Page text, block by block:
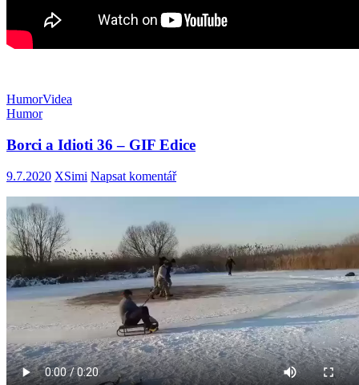
HumorVidea
Humor
Borci a Idioti 36 – GIF Edice
9.7.2020 XSimi Napsat komentář